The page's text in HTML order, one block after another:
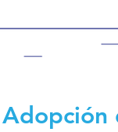
Adopción